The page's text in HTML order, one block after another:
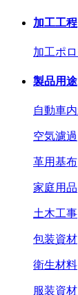
加工工程
加工ポ
製品用途
自動車
空気濾過
革用基布
家庭用品
土木工事
包装資材
衛生材料
服装資材